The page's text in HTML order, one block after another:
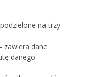
na trzy
zawiera dane
danego